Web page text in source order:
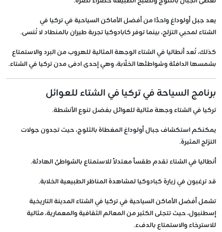
يعد جبل أولوداغ واحدًا من أفضل الأماكن السياحية في تركيا في
الشتاء لمحبي التزلج، بينما توفر كابادوكيا تجربة طيران بالمنطاد لا تُنسى.
كذلك، تُعد أنطاليا في الشتاء الوجهة المثالية للهروب من البرد والاستمتاع
بشمسها الدافئة وشواطئها الخلّابة، وهي إحدى ادفى مدن تركيا في الشتاء.
برنامج السياحة في تركيا في الشتاء للعوائل
تركيا في الشتاء وجهة مثالية للعوائل بفضل تنوع الأنشطة.
يمكنكم استكشاف جبال أولوداغ المغطاة بالثلوج، حيث تجدون جولات
التزلج المثيرة.
أنطاليا في الشتاء تقدم طقساً معتدلاً للاستمتاع بالشواطئ الهادئة.
قد ترغبون في زيارة كبادوكيا لمشاهدة المناظر الطبيعية الخلابة.
تشمل أفضل الأماكن السياحية في تركيا في الشتاء المدينة التاريخية
إسطنبول، حيث تتجلى الكثير من المعالم الثقافية والمعمارية، مثالية
للاسترخاء والاستمتاع بالدفء.